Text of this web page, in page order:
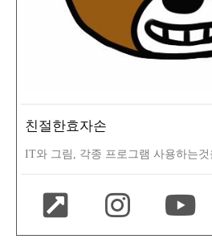
친절한효자손
IT와 그림, 각종 프로그램 사용하는